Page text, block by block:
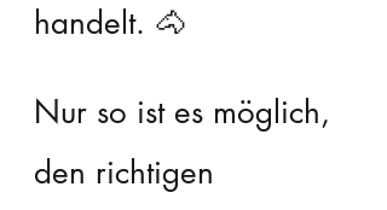
handelt. 🐴
Nur so ist es möglich,
den richtigen